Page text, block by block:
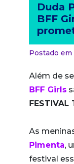
Duda
BFF
Postado
Além de
BFF Girls
FESTIVAL
As
Pimenta,
festival